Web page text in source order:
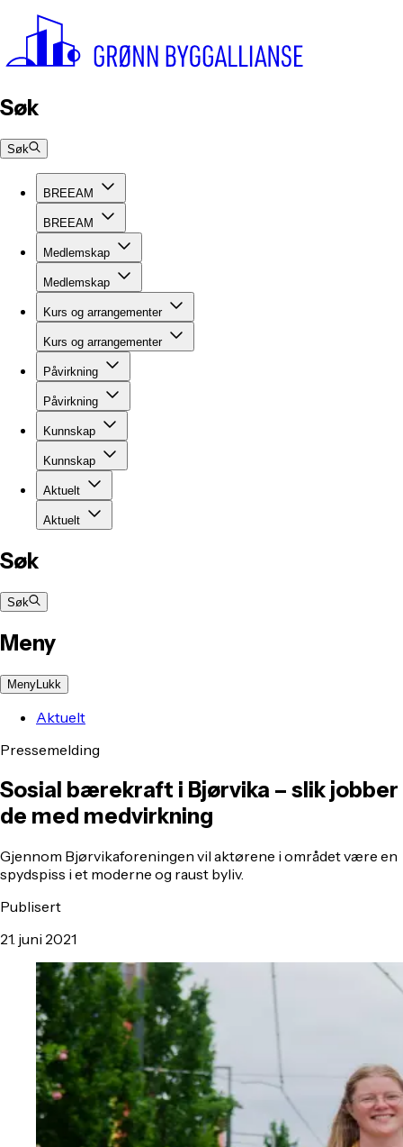
Søk
Søk
BREEAM
BREEAM
Medlemskap
Medlemskap
Kurs og arrangementer
Kurs og arrangementer
Påvirkning
Påvirkning
Kunnskap
Kunnskap
Aktuelt
Aktuelt
Søk
Søk
Meny
MenyLukk
Aktuelt
Pressemelding
Sosial bærekraft i Bjørvika – slik jobber
de med medvirkning
Gjennom Bjørvikaforeningen vil aktørene i området være en
spydspiss i et moderne og raust byliv.
Publisert
21. juni 2021